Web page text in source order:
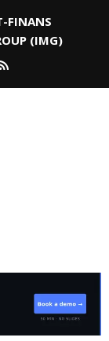
FINANS
(IMG)